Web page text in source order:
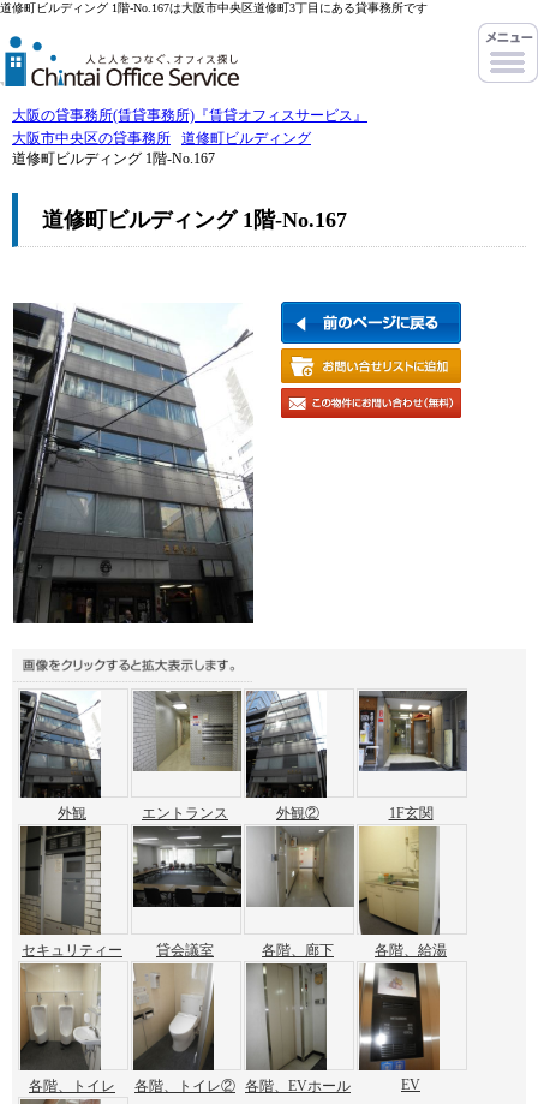
道修町ビルディング 1階-No.167は大阪市中央区道修町3丁目にある貸事務所です
大阪の貸事務所(賃貸事務所)『賃貸オフィスサービス』
大阪市中央区の貸事務所
道修町ビルディング
道修町ビルディング 1階-No.167
道修町ビルディング 1階-No.167
外観 エントランス 外観② 1F玄関
セキュリティー 貸会議室 各階、廊下 各階、給湯
各階、トイレ 各階、トイレ② 各階、EVホール EV